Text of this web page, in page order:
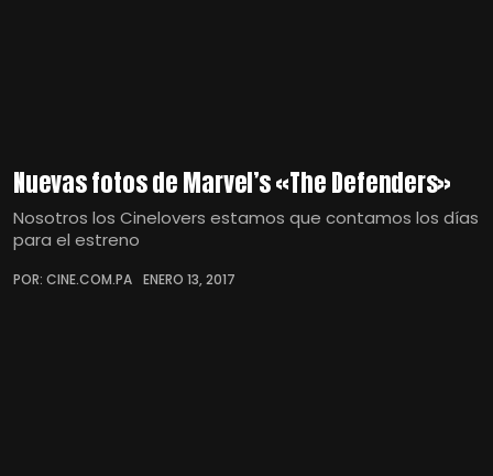
Nuevas fotos de Marvel’s «The Defenders»
Nosotros los Cinelovers estamos que contamos los días
para el estreno
POR: CINE.COM.PA ENERO 13, 2017